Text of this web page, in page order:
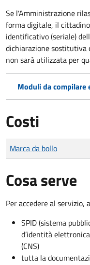
Se l'Amministrazione
forma digitale, il
identificativo (seriale)
dichiarazione sostitutiva
non sarà utilizzata per
Moduli da compilare
Costi
Tipo di pagamento
Importo
Marca da bollo
Cosa serve
Per accedere al servizio,
SPID (sistema
d’identità
(CNS)
tutta la